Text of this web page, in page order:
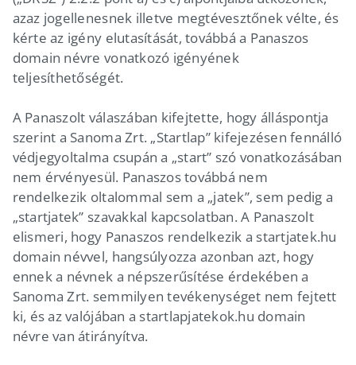
azaz jogellenesnek illetve megtévesztőnek vélte, és
kérte az igény elutasítását, továbbá a Panaszos
domain névre vonatkozó igényének
teljesíthetőségét.
A Panaszolt válaszában kifejtette, hogy álláspontja
szerint a Sanoma Zrt. „Startlap” kifejezésen fennálló
védjegyoltalma csupán a „start” szó vonatkozásában
nem érvényesül. Panaszos továbbá nem
rendelkezik oltalommal sem a „jatek”, sem pedig a
„startjatek” szavakkal kapcsolatban. A Panaszolt
elismeri, hogy Panaszos rendelkezik a startjatek.hu
domain névvel, hangsúlyozza azonban azt, hogy
ennek a névnek a népszerűsítése érdekében a
Sanoma Zrt. semmilyen tevékenységet nem fejtett
ki, és az valójában a startlapjatekok.hu domain
névre van átirányítva.